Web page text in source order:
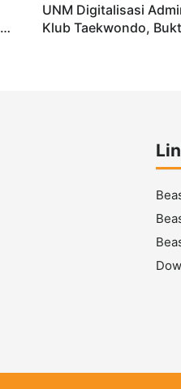
UNM Digitalisasi
Klub Taekwondo,